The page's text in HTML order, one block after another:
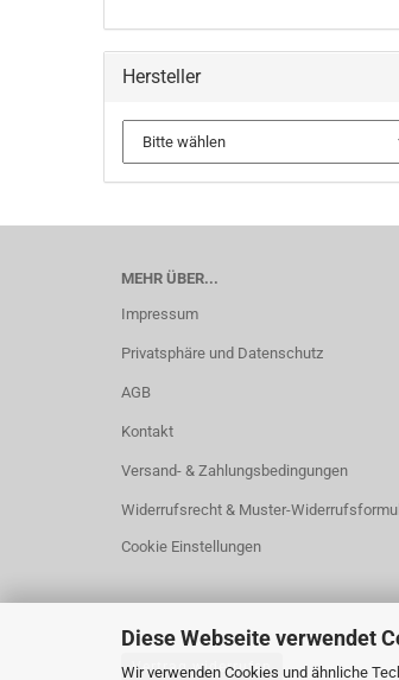
Diese Webseite verwendet
Wir verwenden Cookies und ähnliche
Hersteller
MEHR ÜBER...
Impressum
Privatsphäre und Datenschutz
AGB
Kontakt
Versand- & Zahlungsbedingungen
Widerrufsrecht & Muster-
Cookie Einstellungen
Vertrag widerrufen